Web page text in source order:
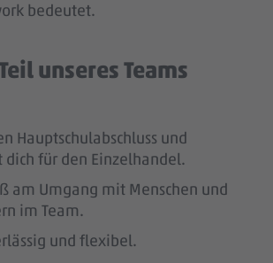
bedeutet.
unseres Teams
Hauptschulabschluss und
dich für den Einzelhandel.
am Umgang mit Menschen und
im Team.
und flexibel.